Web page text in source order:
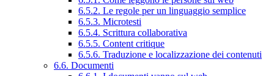
6.5.2. Le regole per un linguaggio semplice
6.5.3. Microtesti
6.5.4. Scrittura collaborativa
6.5.5. Content critique
6.5.6. Traduzione e localizzazione dei contenuti
6.6. Documenti